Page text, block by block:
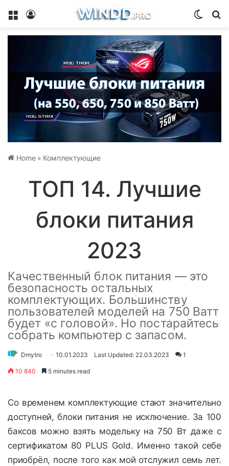
Menu
Home » Комплектующие
ТОП 14. Лучшие
блоки питания
2023
Качественный блок питания — это
безопасность остальных
комплектующих. Большинству
пользователей моделей на 750 Ватт
будет «с головой». Но постарайтесь
собрать компьютер с запасом.
Dmytro 10.01.2023 Last Updated: 22.03.2023 1
10 840 5 minutes read
Со временем комплектующие стают значительно
доступней, блоки питания не исключение. За 100
баксов можно взять модельку на 750 Вт даже с
сертификатом 80 PLUS Gold. Именно такой себе
приобрёл, после того как мой отслужил семь лет.